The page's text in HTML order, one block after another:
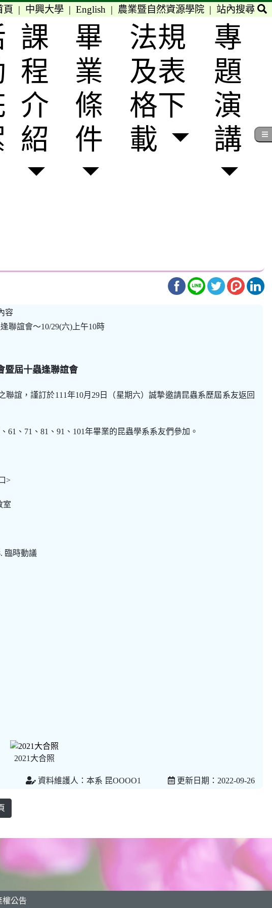
頁 | 中興大學| English | 農業暨自然資源學院| 站內搜尋
課
程
介
紹
畢
業
條
件
法規
及表
格下
載
專
題
演
講
容
聯誼會〜10/29(六)上午10時
暨屆十蟲逢聯誼會
誼，謹訂於111年10月29日（星期六）誠摯邀請昆蟲系歷屆系友返回
61、71、81、91、101年畢業的昆蟲學系系友們參加。
>
臨時動議
儀式
2021大合照
資料維護人：本系 昆OOOO1 更新日期：2022-09-26
權公告